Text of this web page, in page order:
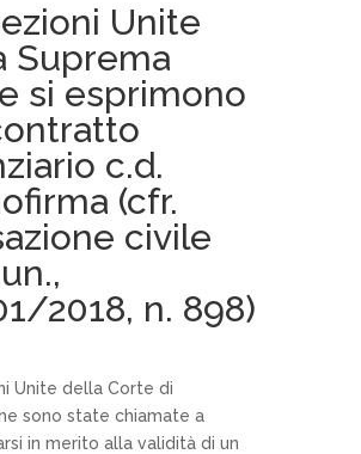
Unite
Suprema
si esprimono
c.d.
(cfr.
civile
2018, n. 898)
Unite della Corte di
sono state chiamate a
in merito alla validità di un